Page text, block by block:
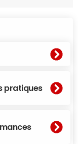
pratiques